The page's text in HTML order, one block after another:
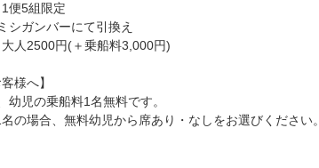
便5組限定
シガンバーにて引換え
大人2500円(＋乗船料3,000円)
様へ】
幼児の乗船料1名無料です。
の場合、無料幼児から席あり・なしをお選びください。